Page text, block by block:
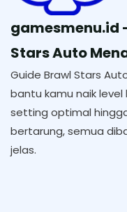
gamesmenu.id
Stars Auto
Guide Brawl Stars
bantu kamu naik level
setting optimal
bertarung, semua
jelas.